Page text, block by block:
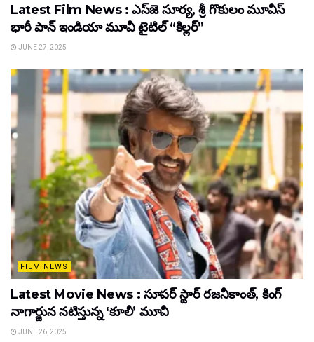
Latest Film News : ఎస్‌జె సూర్య, శ్రీ గొకులం మూవీస్‌
భారీ పాన్‌ ఇండియా మూవీ టైటిల్ “కిల్లర్”
JUNE 27, 2025
FILM NEWS
Latest Movie News : సూపర్ స్టార్ రజనీకాంత్, కింగ్
నాగార్జున నటిస్తున్న ‘కూలీ’ మూవీ
JUNE 26, 2025